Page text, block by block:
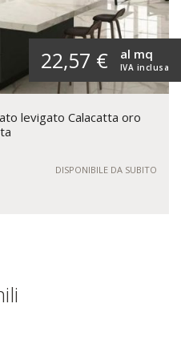
22,57 € IVA inclusa
al mq
levigato Calacatta oro
DISPONIBILE DA SUBITO